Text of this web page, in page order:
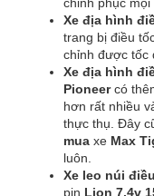
Xe địa hình
trang bị điều
chỉnh được tốc
Xe địa hình
Pioneercó
hơn rất nhiều
thực thụ. Đây
mua xe Max
luôn.
Xe leo núi
pin Lion 7.4v